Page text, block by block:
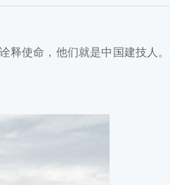
释使命 ， 他们就是中国建技人 。